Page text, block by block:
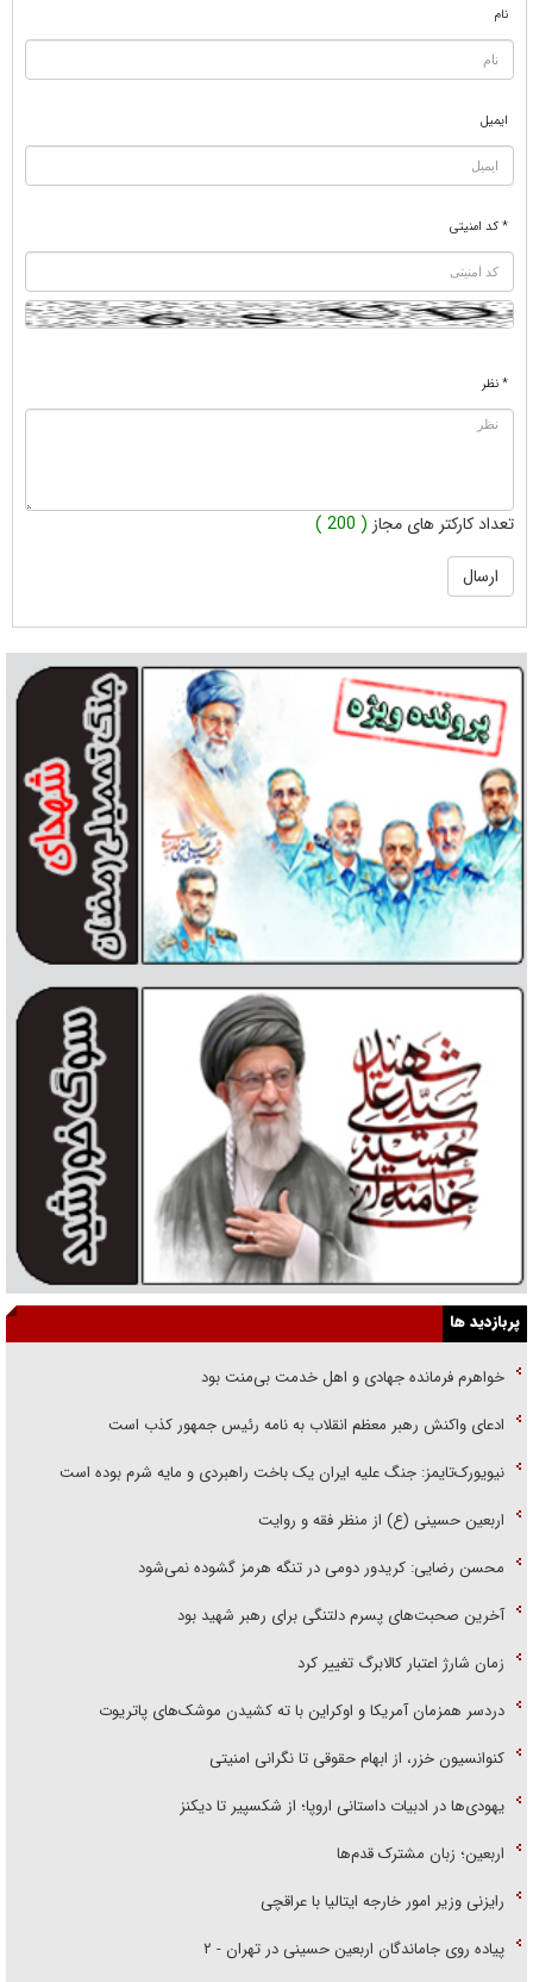
نام
ایمیل
* کد امنیتی
* نظر
تعداد کارکتر های مجاز ( 200 )
پربازدید ها
خواهرم فرمانده جهادی و اهل خدمت بی‌منت بود
ادعای واکنش رهبر معظم انقلاب به نامه رئیس جمهور کذب است
نیویورک‌تایمز: جنگ علیه ایران یک باخت راهبردی و مایه شرم بوده است
اربعین حسینی (ع) از منظر فقه و روایت
محسن رضایی: کریدور دومی در تنگه هرمز گشوده نمی‌شود
آخرین صحبت‌های پسرم دلتنگی برای رهبر شهید بود
زمان شارژ اعتبار کالابرگ تغییر کرد
دردسر همزمان آمریکا و اوکراین با ته کشیدن موشک‌های پاتریوت
کنوانسیون خزر، از ابهام حقوقی تا نگرانی امنیتی
یهودی‌ها در ادبیات داستانی اروپا؛ از شکسپیر تا دیکنز
اربعین؛ زبان مشترک قدم‌ها
رایزنی وزیر امور خارجه ایتالیا با عراقچی
پیاده روی جاماندگان اربعین حسینی در تهران - ۲